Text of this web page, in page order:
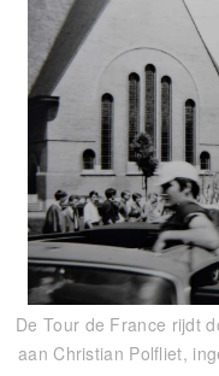
De Tour de France rijdt
aan Christian Polfliet,